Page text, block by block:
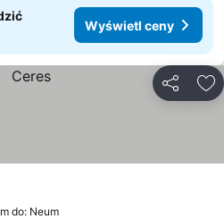
Wyświetl ceny
do: Neum